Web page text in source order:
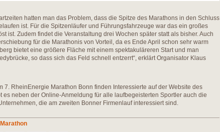
hatten man das Problem, dass die Spitze des Marathons in den Schluss
ist. Für die Spitzenläufer und Führungsfahrzeuge war das ein großes
ist. Zudem findet die Veranstaltung drei Wochen später statt als bisher. Auch
für die Marathonis von Vorteil, da es Ende April schon sehr warm
bietet eine größere Fläche mit einem spektakuläreren Start und man
so dass sich das Feld schnell entzerrt“, erklärt Organisator Klaus
7. RheinEnergie Marathon Bonn finden Interessierte auf der Website des
es neben der Online-Anmeldung für alle laufbegeisterten Sportler auch die
die am zweiten Bonner Firmenlauf interessiert sind.